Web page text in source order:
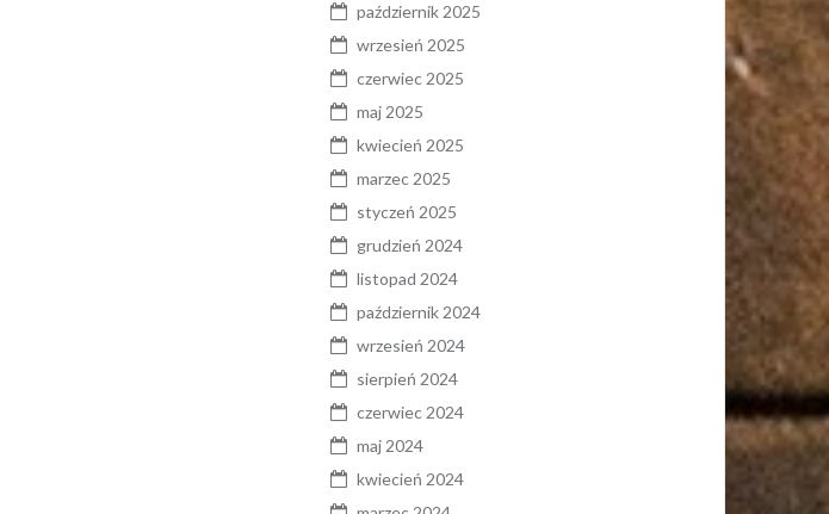
październik 2025
wrzesień 2025
czerwiec 2025
maj 2025
kwiecień 2025
marzec 2025
styczeń 2025
grudzień 2024
listopad 2024
październik 2024
wrzesień 2024
sierpień 2024
czerwiec 2024
maj 2024
kwiecień 2024